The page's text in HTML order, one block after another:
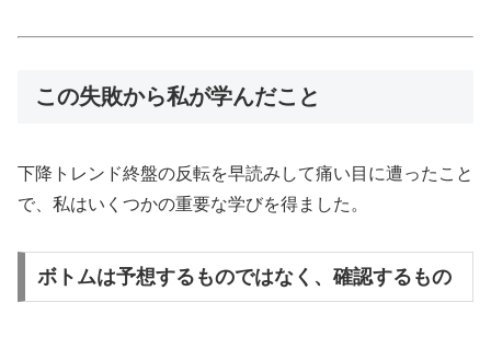
この失敗から私が学んだこと
下降トレンド終盤の反転を早読みして痛い目に遭ったこと
で、私はいくつかの重要な学びを得ました。
ボトムは予想するものではなく、確認するもの